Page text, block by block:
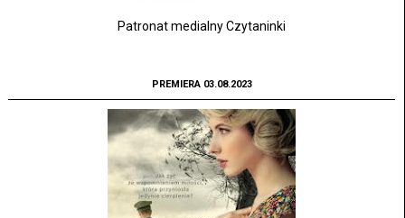
Patronat medialny Czytaninki
PREMIERA 03.08.2023